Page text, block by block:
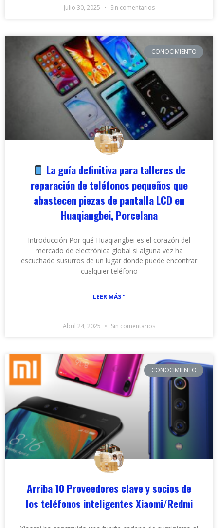
Julio 30, 2025 Sin comentarios
CONOCIMIENTO
La guía definitiva para talleres de
reparación de teléfonos pequeños que
abastecen piezas de pantalla LCD en
Huaqiangbei, Porcelana
Introducción Por qué Huaqiangbei es el corazón del
mercado de electrónica global si alguna vez ha
escuchado susurros de un lugar donde puede encontrar
cualquier teléfono
LEER MÁS "
Abril 24, 2025 Sin comentarios
CONOCIMIENTO
Arriba 10 Proveedores clave y socios de
los teléfonos inteligentes Xiaomi/Redmi